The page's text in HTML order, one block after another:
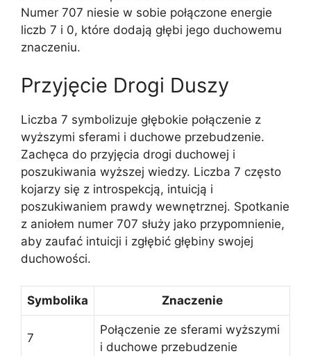
Numer 707 niesie w sobie połączone energie
liczb 7 i 0, które dodają głębi jego duchowemu
znaczeniu.
Przyjęcie Drogi Duszy
Liczba 7 symbolizuje głębokie połączenie z
wyższymi sferami i duchowe przebudzenie.
Zachęca do przyjęcia drogi duchowej i
poszukiwania wyższej wiedzy. Liczba 7 często
kojarzy się z introspekcją, intuicją i
poszukiwaniem prawdy wewnętrznej. Spotkanie
z aniołem numer 707 służy jako przypomnienie,
aby zaufać intuicji i zgłębić głębiny swojej
duchowości.
Symbolika Znaczenie
7
Połączenie ze sferami wyższymi
i duchowe przebudzenie